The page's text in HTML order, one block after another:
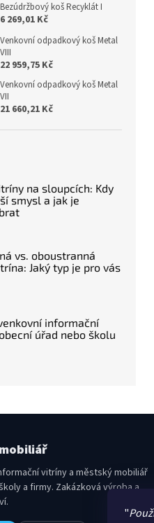
"
Bezúdržbový koš Recyklát I
6 269,01 Kč
Venkovní odpadkový koš Metal
VIII
22 959,75 Kč
Venkovní odpadkový koš Metal
VII
21 660,21 Kč
na sloupcích: Kdy
smysl a jak je
vs. oboustranná
Jaký typ je pro vás
informační
úřad nebo školu
vitríny a městský mobiliář
a firmy. Zakázková výroba a